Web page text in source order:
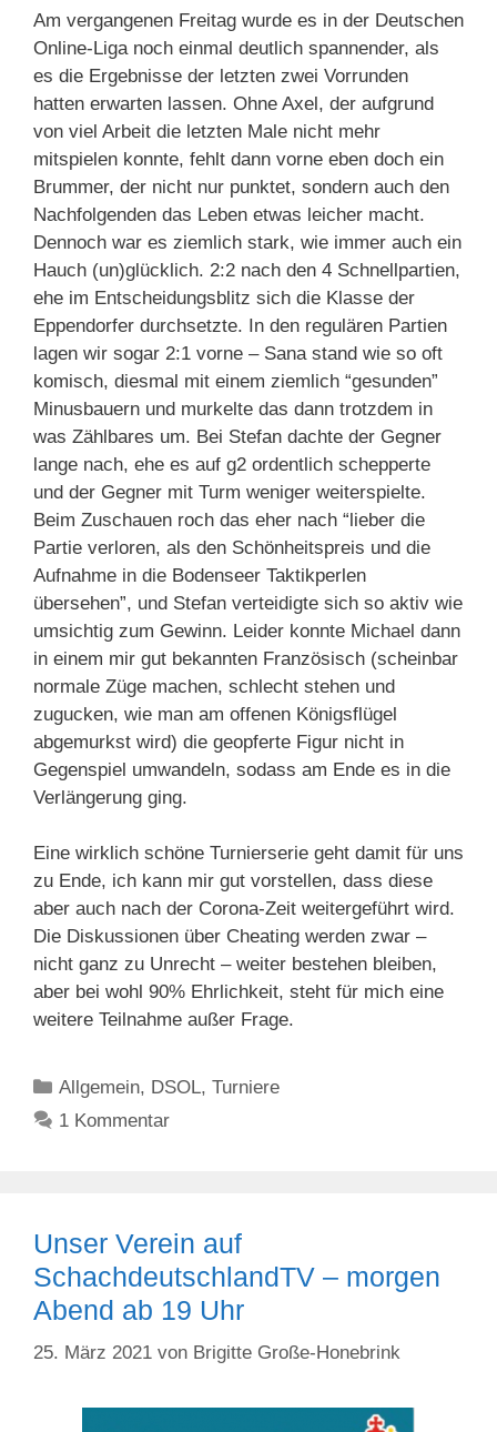
Am vergangenen Freitag wurde es in der Deutschen
Online-Liga noch einmal deutlich spannender, als
es die Ergebnisse der letzten zwei Vorrunden
hatten erwarten lassen. Ohne Axel, der aufgrund
von viel Arbeit die letzten Male nicht mehr
mitspielen konnte, fehlt dann vorne eben doch ein
Brummer, der nicht nur punktet, sondern auch den
Nachfolgenden das Leben etwas leicher macht.
Dennoch war es ziemlich stark, wie immer auch ein
Hauch (un)glücklich. 2:2 nach den 4 Schnellpartien,
ehe im Entscheidungsblitz sich die Klasse der
Eppendorfer durchsetzte. In den regulären Partien
lagen wir sogar 2:1 vorne – Sana stand wie so oft
komisch, diesmal mit einem ziemlich “gesunden”
Minusbauern und murkelte das dann trotzdem in
was Zählbares um. Bei Stefan dachte der Gegner
lange nach, ehe es auf g2 ordentlich schepperte
und der Gegner mit Turm weniger weiterspielte.
Beim Zuschauen roch das eher nach “lieber die
Partie verloren, als den Schönheitspreis und die
Aufnahme in die Bodenseer Taktikperlen
übersehen”, und Stefan verteidigte sich so aktiv wie
umsichtig zum Gewinn. Leider konnte Michael dann
in einem mir gut bekannten Französisch (scheinbar
normale Züge machen, schlecht stehen und
zugucken, wie man am offenen Königsflügel
abgemurkst wird) die geopferte Figur nicht in
Gegenspiel umwandeln, sodass am Ende es in die
Verlängerung ging.
Eine wirklich schöne Turnierserie geht damit für uns
zu Ende, ich kann mir gut vorstellen, dass diese
aber auch nach der Corona-Zeit weitergeführt wird.
Die Diskussionen über Cheating werden zwar –
nicht ganz zu Unrecht – weiter bestehen bleiben,
aber bei wohl 90% Ehrlichkeit, steht für mich eine
weitere Teilnahme außer Frage.
Kategorien
Allgemein, DSOL,Turniere
1 Kommentar
Unser Verein auf
SchachdeutschlandTV – morgen
Abend ab 19 Uhr
25. März 2021 von Brigitte Große-Honebrink